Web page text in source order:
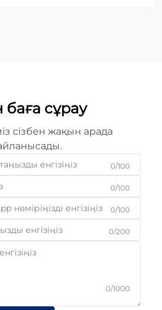
баға сұрау
сізбен жақын арада
0/100
0/100
0/100
0/200
0/1000